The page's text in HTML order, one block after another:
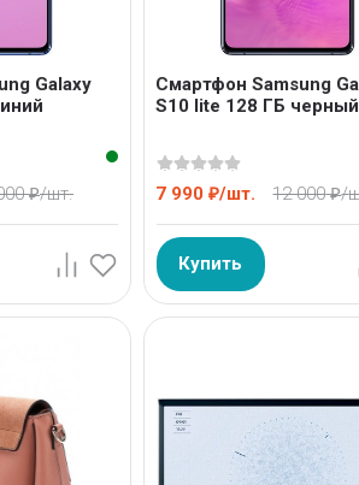
Galaxy
₽/шт.
Смартфон Samsung
S10 lite 128 ГБ черный
7 990 ₽/шт. 12 000 ₽/
Купить